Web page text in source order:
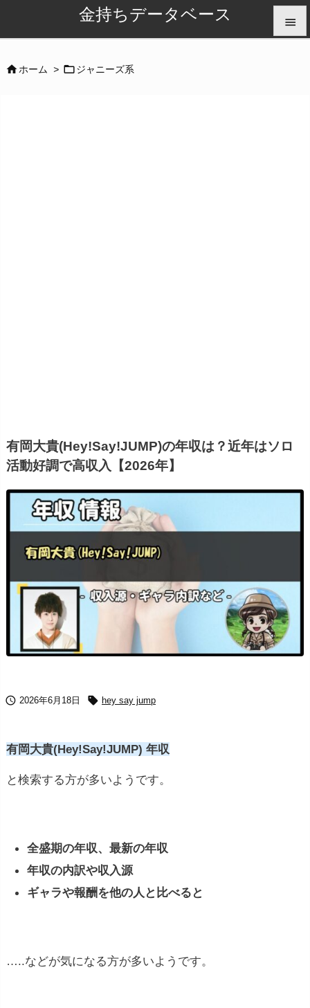
金持ちデータベース 
ホーム > ジャニーズ系
有岡大貴(Hey!Say!JUMP)の年収は？近年はソロ
活動好調で高収入【2026年】
 2026年6月18日  hey say jump
有岡大貴(Hey!Say!JUMP) 年収
と検索する方が多いようです。
全盛期の年収、最新の年収
年収の内訳や収入源
ギャラや報酬を他の人と比べると
…..などが気になる方が多いようです。